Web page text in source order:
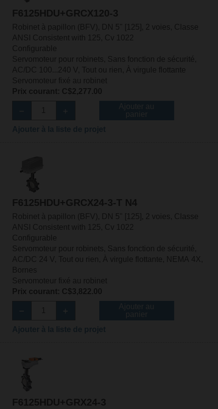
F6125HDU+GRCX120-3
Robinet à papillon (BFV), DN 5" [125], 2 voies, Classe
ANSI Consistent with 125, Cv 1022
Configurable
Servomoteur pour robinets, Sans fonction de sécurité,
AC/DC 100...240 V, Tout ou rien, À virgule flottante
Servomoteur fixé au robinet
Prix courant: C$2,277.00
F6125HDU+GRCX24-3-T N4
Robinet à papillon (BFV), DN 5" [125], 2 voies, Classe
ANSI Consistent with 125, Cv 1022
Configurable
Servomoteur pour robinets, Sans fonction de sécurité,
AC/DC 24 V, Tout ou rien, À virgule flottante, NEMA 4X,
Bornes
Servomoteur fixé au robinet
Prix courant: C$3,822.00
F6125HDU+GRX24-3